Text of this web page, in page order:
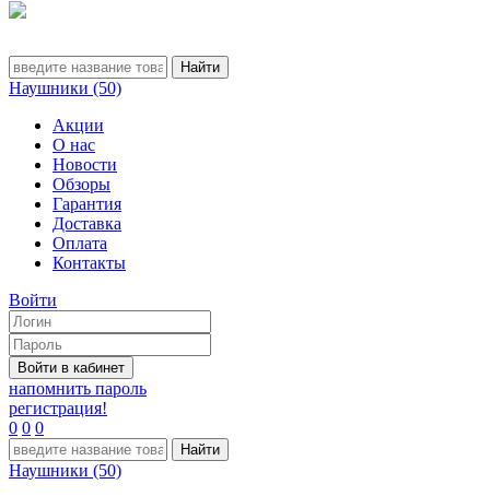
Наушники (50)
Акции
О нас
Новости
Обзоры
Гарантия
Доставка
Оплата
Контакты
Войти
напомнить пароль
регистрация!
0 0 0
Наушники (50)